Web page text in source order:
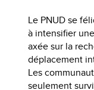
Le PNUD se
à intensifier
axée sur la
déplacement
Les
seulement